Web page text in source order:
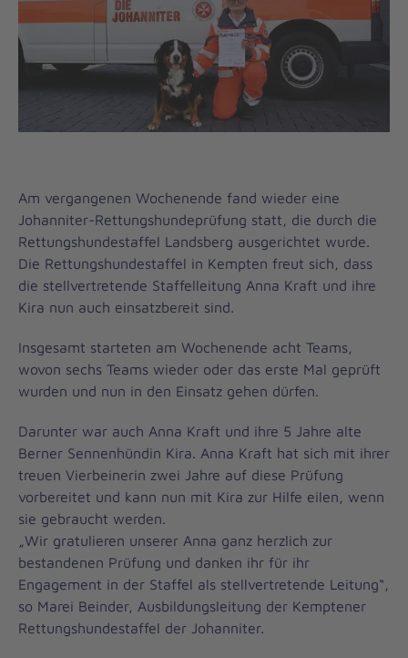
Am vergangenen Wochenende fand wieder eine
Johanniter-Rettungshundeprüfung statt, die durch die
Rettungshundestaffel Landsberg ausgerichtet wurde.
Die Rettungshundestaffel in Kempten freut sich, dass
die stellvertretende Staffelleitung Anna Kraft und ihre
Kira nun auch einsatzbereit sind.
Insgesamt starteten am Wochenende acht Teams,
wovon sechs Teams wieder oder das erste Mal geprüft
wurden und nun in den Einsatz gehen dürfen.
Darunter war auch Anna Kraft und ihre 5 Jahre alte
Berner Sennenhündin Kira. Anna Kraft hat sich mit ihrer
treuen Vierbeinerin zwei Jahre auf diese Prüfung
vorbereitet und kann nun mit Kira zur Hilfe eilen, wenn
sie gebraucht werden.
„Wir gratulieren unserer Anna ganz herzlich zur
bestandenen Prüfung und danken ihr für ihr
Engagement in der Staffel als stellvertretende Leitung“,
so Marei Beinder, Ausbildungsleitung der Kemptener
Rettungshundestaffel der Johanniter.